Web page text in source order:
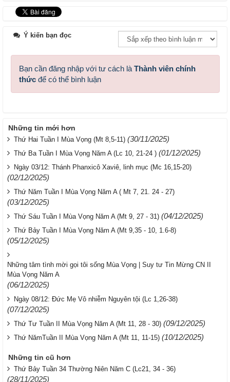
Ý kiến bạn đọc
Bạn cần đăng nhập với tư cách là Thành viên chính
thức để có thể bình luận
Những tin mới hơn
Thứ Hai Tuần I Mùa Vọng (Mt 8,5-11) (30/11/2025)
Thứ Ba Tuần I Mùa Vọng Năm A (Lc 10, 21-24 ) (01/12/2025)
Ngày 03/12: Thánh Phanxicô Xaviê, linh mục (Mc 16,15-20)
(02/12/2025)
Thứ Năm Tuần I Mùa Vọng Năm A ( Mt 7, 21. 24 - 27)
(03/12/2025)
Thứ Sáu Tuần I Mùa Vọng Năm A (Mt 9, 27 - 31) (04/12/2025)
Thứ Bảy Tuần I Mùa Vọng Năm A (Mt 9,35 - 10, 1.6-8)
(05/12/2025)
Những tâm tình mời gọi tôi sống Mùa Vọng | Suy tư Tin Mừng CN II
Mùa Vọng Năm A
(06/12/2025)
Ngày 08/12: Đức Mẹ Vô nhiễm Nguyên tội (Lc 1,26-38)
(07/12/2025)
Thứ Tư Tuần II Mùa Vọng Năm A (Mt 11, 28 - 30) (09/12/2025)
Thứ NămTuần II Mùa Vọng Năm A (Mt 11, 11-15) (10/12/2025)
Những tin cũ hơn
Thứ Bảy Tuần 34 Thường Niên Năm C (Lc21, 34 - 36)
(28/11/2025)